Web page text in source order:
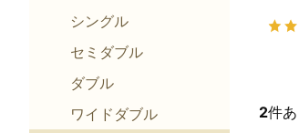
シングル
セミダブル
ダブル
ワイドダブル
2件